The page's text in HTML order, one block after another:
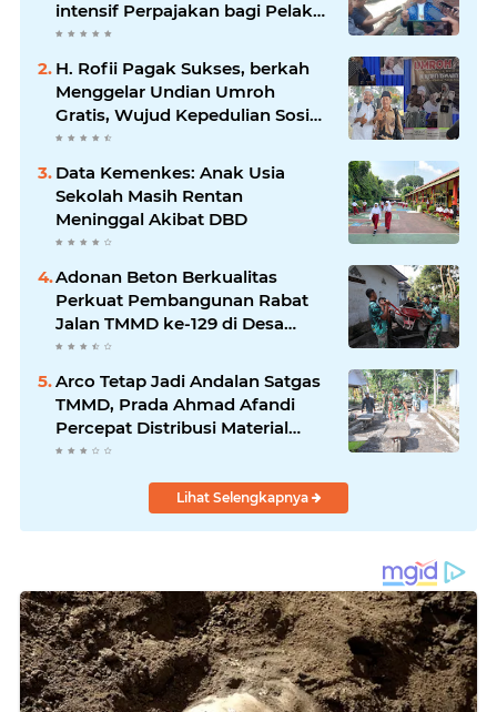
intensif Perpajakan bagi Pelaku
Usaha UMKM.
H. Rofii Pagak Sukses, berkah
Menggelar Undian Umroh
Gratis, Wujud Kepedulian Sosial
berbagi.
Data Kemenkes: Anak Usia
Sekolah Masih Rentan
Meninggal Akibat DBD
Adonan Beton Berkualitas
Perkuat Pembangunan Rabat
Jalan TMMD ke-129 di Desa
Ledoktempuro
Arco Tetap Jadi Andalan Satgas
TMMD, Prada Ahmad Afandi
Percepat Distribusi Material
Pengecoran
Lihat Selengkapnya